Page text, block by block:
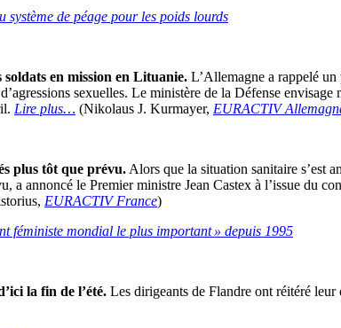
de péage pour les poids lourds
soldats en mission en Lituanie. L’Allemagne a rappelé
sexuelles. Le ministère de la Défense
Lire plus… (Nikolaus J. Kurmayer, EURACTIV
plus tôt que prévu. Alors que la situation sanitaire s’est
annoncé le Premier ministre Jean Castex à l’issue du
EURACTIV France)
féministe mondial le plus important » depuis 1995
la fin de l’été. Les dirigeants de Flandre ont réitéré